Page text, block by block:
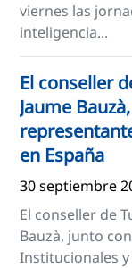
viernes las
inteligencia...
El conseller
Jaume
en España
30 septiembre
El conseller de
Bauzà, junto
Institucionales y